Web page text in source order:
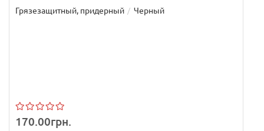
Грязезащитный, придерный
Черный
170.00грн.